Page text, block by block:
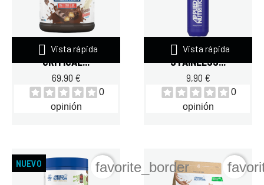
 Vista rápida
APPLIED NUTRITION
CRITICAL...
69,90 €
0
opinión
 Vista rápida
APPLIED NUTRITION
STAINLESS...
9,90 €
0
opinión
NUEVO favorite_border